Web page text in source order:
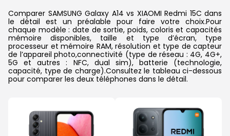
Comparer SAMSUNG Galaxy A14 vs XIAOMI Redmi 15C dans
le détail est un préalable pour faire votre choix.Pour
chaque modèle : date de sortie, poids, coloris et capacités
mémoire disponibles, taille et type d’écran, type
processeur et mémoire RAM, résolution et type de capteur
de l’appareil photo,connectivité (type de réseau : 4G, 4G+,
5G et autres : NFC, dual sim), batterie (technologie,
capacité, type de charge).Consultez le tableau ci-dessous
pour comparer les deux téléphones dans le détail.